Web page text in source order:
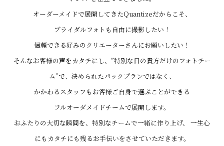
オーダーメイドで展開してきたQuantizeだからこそ、
ブライダルフォトも自由に撮影したい！
信頼できる好みのクリエーターさんにお願いしたい！
そんなお客様の声をカタチにし、”特別な日の貴方だけのフォトチー
ム”で、決められたパックプランではなく、
かかわるスタッフもお客様ご自身で選ぶことができる
フルオーダメイドチームで展開します。
おふたりの大切な瞬間を、特別なチームで一緒に作り上げ、
一生心
にもカタチにも残るお手伝いをさせていただきます。